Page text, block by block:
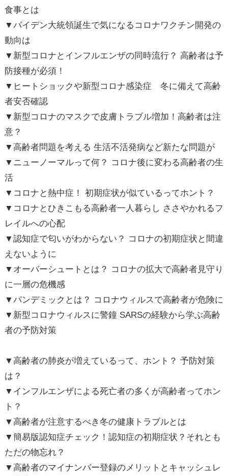
食事とは
▼バイデン大統領誕生で気になるコロナワクチン開発の
動向は
▼新型コロナとインフルエンザの同時流行？ 高齢者は予
防接種が必須！
▼ヒートショックや新型コロナ感染症 冬に備えて高齢
者安否確認
▼新型コロナのマスクで皮膚トラブル増加！高齢者は注
意？
▼高齢者問題を考える 生活不活発病など新たな問題が
▼ニューノーマルって何？ コロナ後に変わる高齢者の生
活
▼コロナと熱中症！ 初期症状が似ているってホント？
▼コロナとひきこもる高齢者一人暮らし ささやかれるフ
レイルへの心配
▼認知症で匂いがわからない？ コロナの初期症状と間違
えないように
▼オーバーシュートとは？ コロナの拡大で高齢者見守り
に一層の危機感
▼パンデミックとは？ コロナウィルスで高齢者が危険に
▼新型コロナウィルスに警鐘 SARSの経験から学ぶ高齢
者の予防対策
▼高齢者の肺炎が増えているって、ホント？ 予防対策
は？
▼インフルエンザによる死亡者の多くが高齢者ってホン
ト？
▼高齢者が注意するべき冬の健康トラブルとは
▼簡易版認知症チェック！認知症の初期症状？それとも
ただの物忘れ？
▼高齢者のマイナンバー登録のメリットとキャッシュレ